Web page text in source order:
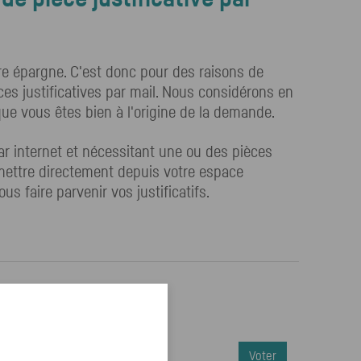
épargne. C'est donc pour des raisons de
justificatives par mail. Nous considérons en
vous êtes bien à l'origine de la demande.
internet et nécessitant une ou des pièces
directement depuis votre espace
faire parvenir vos justificatifs.
Voter